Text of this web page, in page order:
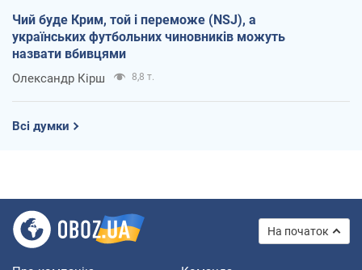
Чий буде Крим, той і переможе (NSJ), а
українських футбольних чиновників можуть
назвати вбивцями
Олександр Кірш 8,8 т.
Всі думки
На початок